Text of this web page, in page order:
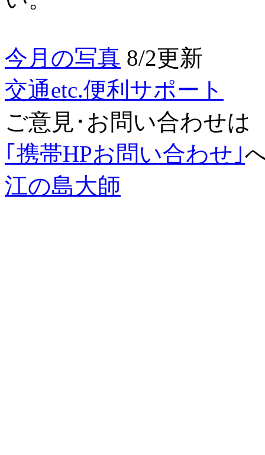
今月の写真 8/2更新
交通etc.便利サポート
ご意見･お問い合わせは
｢携帯HPお問い合わせ｣
江の島大師